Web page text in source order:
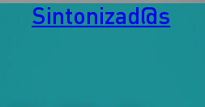
Sintonizad@s